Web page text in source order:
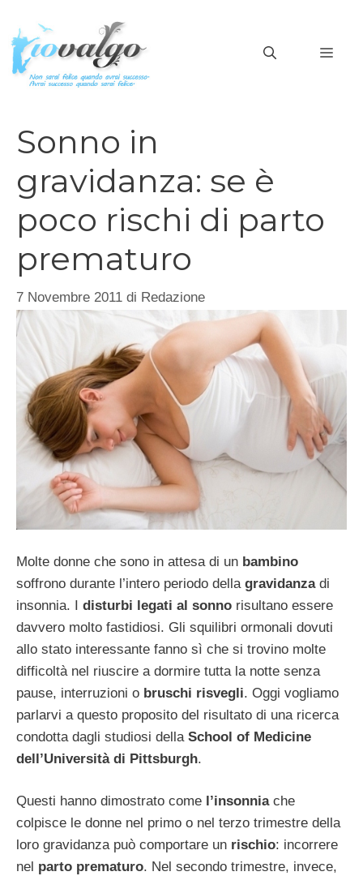
contenuto
Sonno in
gravidanza: se è
poco rischi di parto
prematuro
7 Novembre 2011 di Redazione
Molte donne che sono in attesa di un bambino
soffrono durante l’intero periodo della gravidanzadi
insonnia. I disturbi legati al sonno risultano essere
davvero molto fastidiosi. Gli squilibri ormonali dovuti
allo stato interessante fanno sì che si trovino molte
difficoltà nel riuscire a dormire tutta la notte senza
pause, interruzioni o bruschi risvegli. Oggi vogliamo
parlarvi a questo proposito del risultato di una ricerca
condotta dagli studiosi della School of Medicine
dell’Università di Pittsburgh.
Questi hanno dimostrato come l’insonniache
colpisce le donne nel primo o nel terzo trimestre della
loro gravidanza può comportare un rischio: incorrere
nel parto prematuro. Nel secondo trimestre, invece,